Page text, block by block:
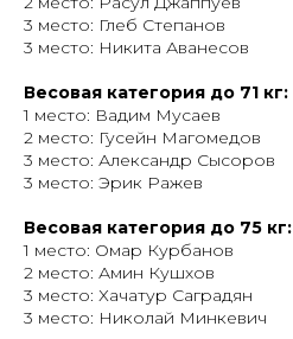
3 место: Глеб Степанов
3 место: Никита Аванесов
Весовая категория до 71 кг:
1 место: Вадим Мусаев
2 место: Гусейн Магомедов
3 место: Александр Сысоров
3 место: Эрик Ражев
Весовая категория до 75 кг:
1 место: Омар Курбанов
2 место: Амин Кушхов
3 место: Хачатур Саградян
3 место: Николай Минкевич